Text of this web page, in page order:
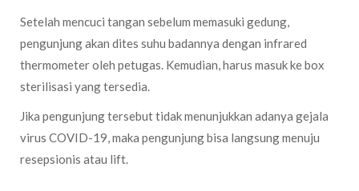
Setelah mencuci tangan sebelum memasuki gedung,
pengunjung akan dites suhu badannya dengan infrared
thermometer oleh petugas. Kemudian, harus masuk ke box
sterilisasi yang tersedia.
Jika pengunjung tersebut tidak menunjukkan adanya gejala
virus COVID-19, maka pengunjung bisa langsung menuju
resepsionis atau lift.